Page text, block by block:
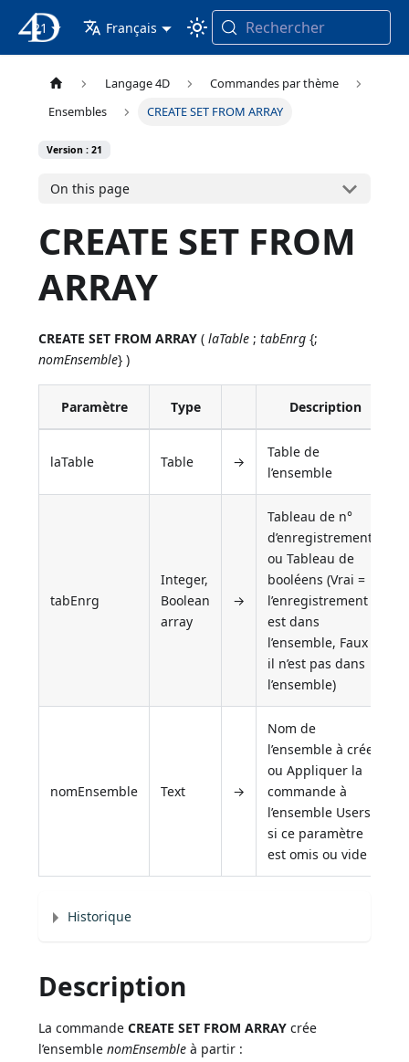
4D Documentation
21 Français Rechercher
Langage 4D
Commandes par thème
Ensembles
CREATE SET FROM ARRAY
Version : 21
On this page
CREATE SET FROM
ARRAY
CREATE SET FROM ARRAY (laTable ;tabEnrg {;
nomEnsemble} )
Paramètre Type Description
laTable Table →
Table de
l’ensemble
tabEnrg
Integer,
Boolean
array
→
Tableau de n°
d’enregistrements,
ou Tableau de
booléens (Vrai =
l’enregistrement
est dans
l’ensemble, Faux =
il n’est pas dans
l’ensemble)
nomEnsemble Text →
Nom de
l’ensemble à créer,
ou Appliquer la
commande à
l’ensemble Userset
si ce paramètre
est omis ou vide
Historique
Description
La commandeCREATE SET FROM ARRAY crée
l’ensemblenomEnsemble à partir :